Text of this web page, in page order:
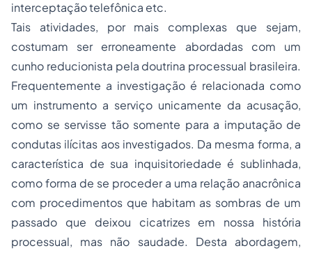
interceptação telefônica etc.
Tais atividades, por mais complexas que sejam,
costumam ser erroneamente abordadas com um
cunho reducionista pela doutrina processual brasileira.
Frequentemente a investigação é relacionada como
um instrumento a serviço unicamente da acusação,
como se servisse tão somente para a imputação de
condutas ilícitas aos investigados. Da mesma forma, a
característica de sua inquisitoriedade é sublinhada,
como forma de se proceder a uma relação anacrônica
com procedimentos que habitam as sombras de um
passado que deixou cicatrizes em nossa história
processual, mas não saudade. Desta abordagem,